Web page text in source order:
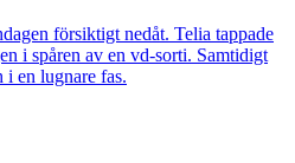
försiktigt nedåt. Telia tappade
i spåren av en vd-sorti. Samtidigt
i en lugnare fas.